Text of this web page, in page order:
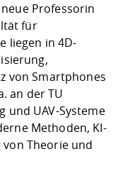
Digitales Lernen
Fremdsprachen
Jobs, Praktika,
Angebote der
Arbeit
Internationale
Förderverein
Professorin
für
liegen in 4D-
von Smartphones
an der TU
und UAV-Systeme
Methoden, KI-
Theorie und